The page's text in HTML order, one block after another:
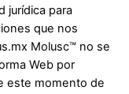
jurídica para
que nos
Molusc™ no se
Web por
este momento de